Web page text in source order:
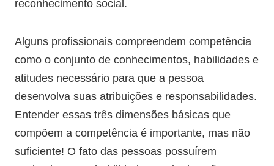
reconhecimento social.
Alguns profissionais compreendem competência
como o conjunto de conhecimentos, habilidades e
atitudes necessário para que a pessoa
desenvolva suas atribuições e responsabilidades.
Entender essas três dimensões básicas que
compõem a competência é importante, mas não
suficiente! O fato das pessoas possuírem